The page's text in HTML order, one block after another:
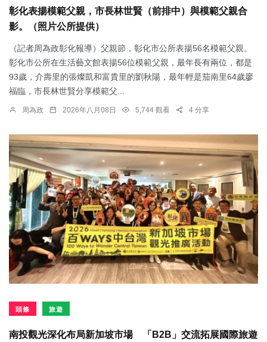
彰化表揚模範父親，市長林世賢（前排中）與模範父親合
影。（照片公所提供）
（記者周為政彰化報導）父親節，彰化市公所表揚56名模範父親。
彰化市公所在生活藝文館表揚56位模範父親，最年長有兩位，都是
93歲，介壽里的張燦凱和富貴里的劉秋陽，最年輕是茄南里64歲廖
福臨，市長林世賢分享模範父...
周為政 2026年八月08日 5,744 觀看 4 分享
頭條 旅遊
南投觀光深化布局新加坡市場 「B2B」交流拓展國際旅遊